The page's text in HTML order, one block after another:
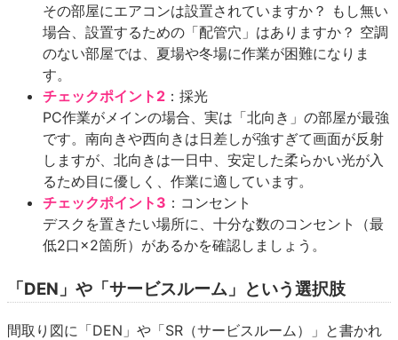
その部屋にエアコンは設置されていますか？ もし無い
場合、設置するための「配管穴」はありますか？ 空調
のない部屋では、夏場や冬場に作業が困難になりま
す。
チェックポイント2 ：採光
PC作業がメインの場合、実は「北向き」の部屋が最強
です。南向きや西向きは日差しが強すぎて画面が反射
しますが、北向きは一日中、安定した柔らかい光が入
るため目に優しく、作業に適しています。
チェックポイント3 ：コンセント
デスクを置きたい場所に、十分な数のコンセント（最
低2口×2箇所）があるかを確認しましょう。
「DEN」や「サービスルーム」という選択肢
間取り図に「DEN」や「SR（サービスルーム）」と書かれ